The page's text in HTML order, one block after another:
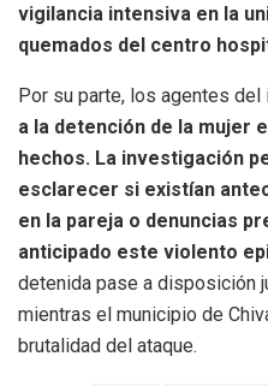
vigilancia intensiva en la
quemados del centro
Por su parte, los agentes del
a la detención de la mujer
hechos. La investigación
esclarecer si existían
en la pareja o denuncias
anticipado este violento
detenida pase a disposición
mientras el municipio de
brutalidad del ataque.